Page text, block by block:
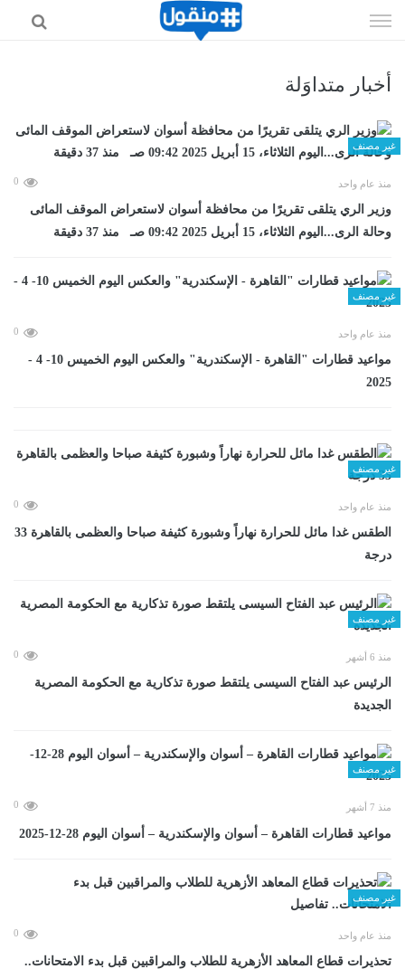
الى
أخبار متداوَلة
غير مصنف
منذ عام واحد 0
وزير الري يتلقى تقريرًا من محافظة أسوان لاستعراض الموقف المائى
وحالة الرى...اليوم الثلاثاء، 15 أبريل 2025 09:42 صـ منذ 37 دقيقة
غير مصنف
منذ عام واحد 0
مواعيد قطارات "القاهرة - الإسكندرية" والعكس اليوم الخميس 10- 4 -
2025
غير مصنف
منذ عام واحد 0
الطقس غدا مائل للحرارة نهاراً وشبورة كثيفة صباحا والعظمى بالقاهرة 33
درجة
غير مصنف
منذ 6 أشهر 0
الرئيس عبد الفتاح السيسى يلتقط صورة تذكارية مع الحكومة المصرية
الجديدة
غير مصنف
منذ 7 أشهر 0
مواعيد قطارات القاهرة – أسوان والإسكندرية – أسوان اليوم 28-12-2025
غير مصنف
منذ عام واحد 0
تحذيرات قطاع المعاهد الأزهرية للطلاب والمراقبين قبل بدء الامتحانات..